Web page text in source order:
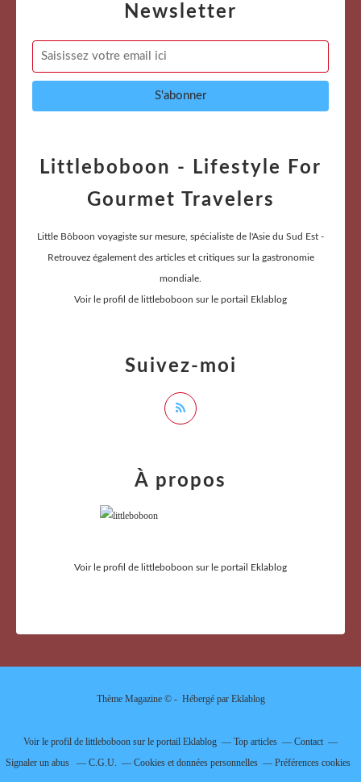
Newsletter
Littleboboon - Lifestyle For
Gourmet Travelers
Little Bôboon voyagiste sur mesure, spécialiste de l'Asie du Sud Est -
Retrouvez également des articles et critiques sur la gastronomie
mondiale.
Voir le profil de littleboboon sur le portail Eklablog
Suivez-moi
À propos
Voir le profil de littleboboon sur le portail Eklablog
Thème Magazine © - Hébergé par Eklablog
Voir le profil de littleboboon sur le portail Eklablog Top articles
Contact
Signaler un abus
C.G.U. Cookies et données personnelles Préférences cookies